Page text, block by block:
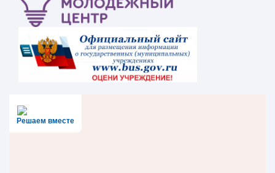
Решаем вместе